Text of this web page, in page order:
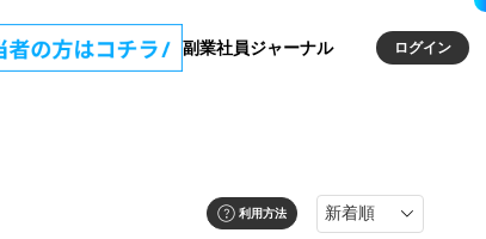
副業社員ジャーナル ログイン
利用方法